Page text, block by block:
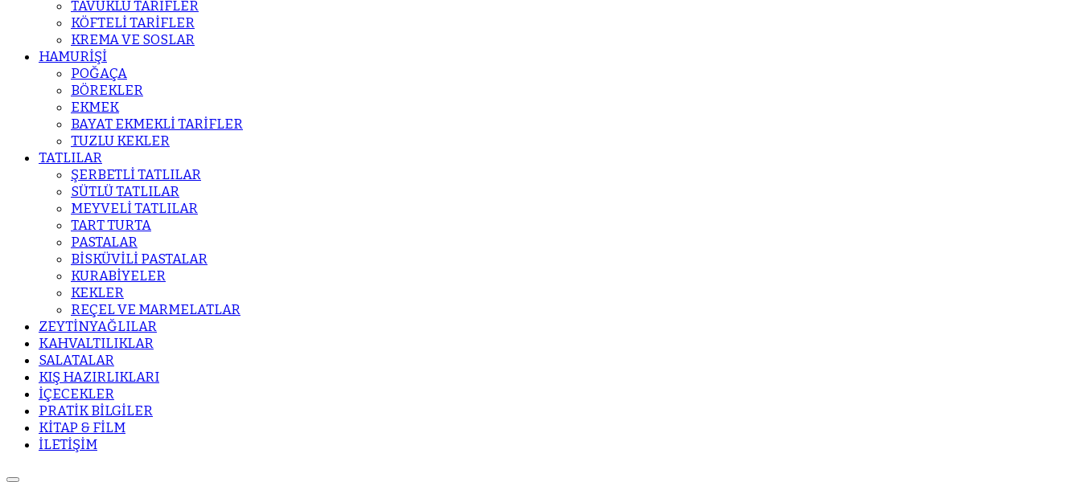
TAVUKLU TARİFLER
KÖFTELİ TARİFLER
KREMA VE SOSLAR
HAMURİŞİ
POĞAÇA
BÖREKLER
EKMEK
BAYAT EKMEKLİ TARİFLER
TUZLU KEKLER
TATLILAR
ŞERBETLİ TATLILAR
SÜTLÜ TATLILAR
MEYVELİ TATLILAR
TART TURTA
PASTALAR
BİSKÜVİLİ PASTALAR
KURABİYELER
KEKLER
REÇEL VE MARMELATLAR
ZEYTİNYAĞLILAR
KAHVALTILIKLAR
SALATALAR
KIŞ HAZIRLIKLARI
İÇECEKLER
PRATİK BİLGİLER
KİTAP & FİLM
İLETİŞİM